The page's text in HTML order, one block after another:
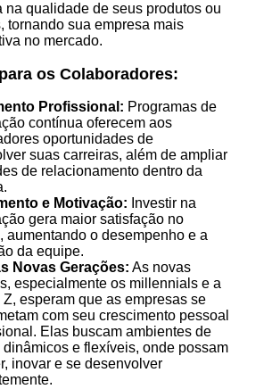
na qualidade de seus produtos ou
tornando sua empresa mais
no mercado.
os Colaboradores:
Profissional: Programas de
contínua oferecem aos
oportunidades de
suas carreiras, além de ampliar
de relacionamento dentro da
e Motivação: Investir na
gera maior satisfação no
aumentando o desempenho e a
da equipe.
Novas Gerações: As novas
especialmente os millennials e a
esperam que as empresas se
com seu crescimento pessoal
Elas buscam ambientes de
dinâmicos e flexíveis, onde possam
inovar e se desenvolver